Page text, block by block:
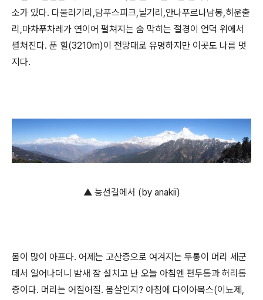
소가 있다. 다울라기리,담푸스피크,닐기리,안나푸르나남봉,히운출
리,마차푸차레가 연이어 펼쳐지는 숨 막히는 절경이 언덕 위에서
펼쳐진다. 푼 힐(3210m)이 전망대로 유명하지만 이곳도 나름 멋
지다.
▲ 능선길에서 (by anakii)
몸이 많이 아프다. 어제는 고산증으로 여겨지는 두통이 머리 세군
데서 일어나더니 밤새 잠 설치고 난 오늘 아침엔 편두통과 허리통
증이다. 머리는 어질어질. 몸살인지? 아침에 다이아목스(이뇨제,